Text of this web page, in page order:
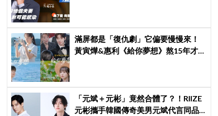
滿屏都是「復仇劇」它偏要慢慢來！
黃寅燁&惠利《給你夢想》熬15年才
「元斌＋元彬」竟然合體了？！RIIZE
元彬攜手韓國傳奇美男元斌代言同品